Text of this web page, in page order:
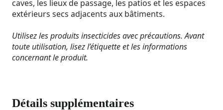
caves, les lieux de passage, les patios et les espaces
extérieurs secs adjacents aux bâtiments.
Utilisez les produits insecticides avec précautions. Avant
toute utilisation, lisez l’étiquette et les informations
concernant le produit.
Détails supplémentaires